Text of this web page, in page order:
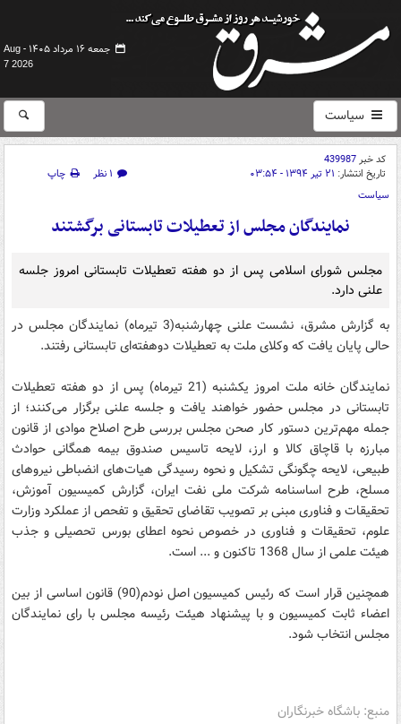
جمعه ۱۶ مرداد ۱۴۰۵ -
Aug
7 2026
سیاست
کد خبر439987
تاریخ انتشار: ۲۱ تیر ۱۳۹۴ - ۰۳:۵۴ ۱ نظر
چاپ
سیاست
نمایندگان مجلس از تعطیلات تابستانی برگشتند
مجلس شورای اسلامی پس از دو هفته تعطیلات تابستانی امروز جلسه
علنی دارد.
به گزارش مشرق، نشست علنی چهارشنبه(3 تیرماه) نمایندگان مجلس در
حالی پایان یافت که وکلای ملت به تعطیلات دوهفته‌ای تابستانی رفتند.
نمایندگان خانه ملت امروز یکشنبه (21 تیرماه) پس از دو هفته تعطیلات
تابستانی در مجلس حضور خواهند یافت و جلسه علنی برگزار می‌کنند؛ از
جمله مهم‌ترین دستور کار صحن مجلس بررسی طرح اصلاح موادی از قانون
مبارزه با قاچاق کالا و ارز، لایحه تاسیس صندوق بیمه همگانی حوادث
طبیعی، لایحه چگونگی تشکیل و نحوه رسیدگی هیات‌های انضباطی نیروهای
مسلح، طرح‌ اساسنامه‌ شرکت‌ ملی نفت‌ ایران، گزارش کمیسیون آموزش،
تحقیقات و فناوری مبنی بر تصویب تقاضای تحقیق و تفحص از عملکرد وزارت
علوم، تحقیقات‌ و فناوری در خصوص‌ نحوه ‌اعطای ‌بورس‌ تحصیلی ‌و جذب
هیئت علمی از سال 1368 تاکنون و ... است.
همچنین قرار است که رئیس کمیسیون اصل نودم(90) قانون اساسی از بین
اعضاء ثابت کمیسیون و با پیشنهاد هیئت رئیسه مجلس با رای نمایندگان
مجلس انتخاب شود.
منبع: باشگاه خبرنگاران